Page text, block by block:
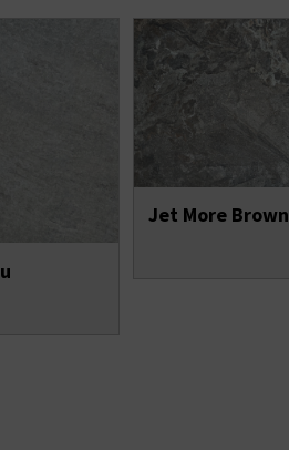
Jet More Brown